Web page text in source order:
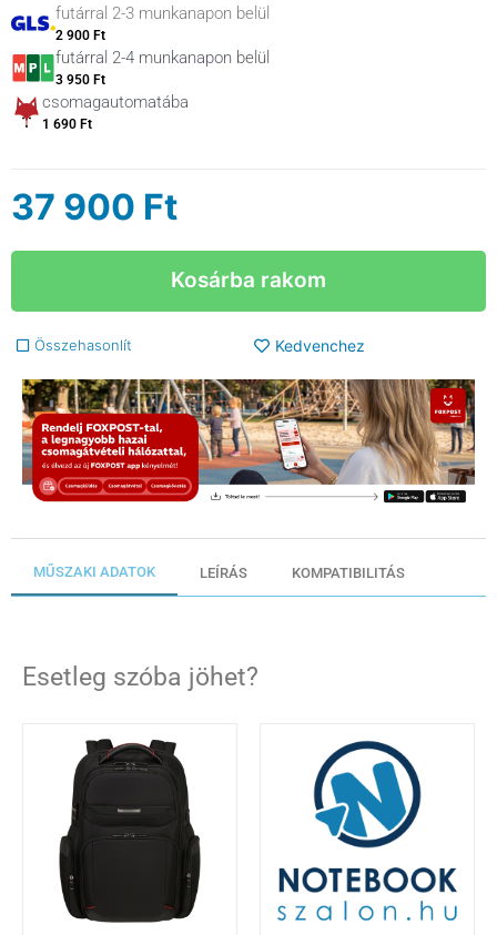
futárral 2-3 munkanapon belül
2 900 Ft
futárral 2-4 munkanapon belül
3 950 Ft
csomagautomatába
1 690 Ft
37 900 Ft
Kosárba rakom
Összehasonlít Kedvenchez
MŰSZAKI ADATOK LEÍRÁS KOMPATIBILITÁS
Esetleg szóba jöhet?